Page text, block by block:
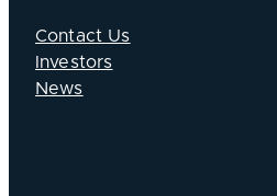
Contact Us
Investors
News